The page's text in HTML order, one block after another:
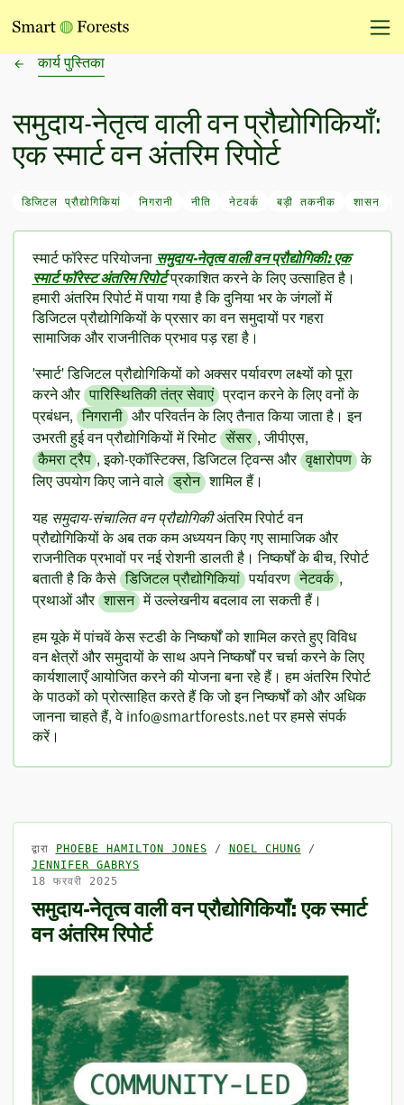
कार्य पुस्तिका
समुदाय-नेतृत्व वाली वन प्रौद्योगिकियाँ:
एक स्मार्ट वन अंतरिम रिपोर्ट
डिजिटल प्रौद्योगिकियां निगरानी नीति नेटवर्क बड़ी तकनीक शासन
स्मार्ट फॉरेस्ट परियोजना समुदाय-नेतृत्व वाली वन प्रौद्योगिकी: एक
स्मार्ट फॉरेस्ट अंतरिम रिपोर्टप्रकाशित करने के लिए उत्साहित है।
हमारी अंतरिम रिपोर्ट में पाया गया है कि दुनिया भर के जंगलों में
डिजिटल प्रौद्योगिकियों के प्रसार का वन समुदायों पर गहरा
सामाजिक और राजनीतिक प्रभाव पड़ रहा है।
'स्मार्ट' डिजिटल प्रौद्योगिकियों को अक्सर पर्यावरण लक्ष्यों को पूरा
करने और पारिस्थितिकी तंत्र सेवाएं प्रदान करने के लिए वनों के
प्रबंधन,
निगरानी और परिवर्तन के लिए तैनात किया जाता है। इन
उभरती हुई वन प्रौद्योगिकियों में रिमोट सेंसर , जीपीएस,
कैमरा ट्रैप , इको-एकॉस्टिक्स, डिजिटल ट्विन्स और वृक्षारोपण के
लिए उपयोग किए जाने वाले ड्रोन शामिल हैं।
यह समुदाय-संचालित वन प्रौद्योगिकीअंतरिम रिपोर्ट वन
प्रौद्योगिकियों के अब तक कम अध्ययन किए गए सामाजिक और
राजनीतिक प्रभावों पर नई रोशनी डालती है। निष्कर्षों के बीच, रिपोर्ट
बताती है कि कैसे डिजिटल प्रौद्योगिकियां पर्यावरण नेटवर्क ,
प्रथाओं और शासन में उल्लेखनीय बदलाव ला सकती हैं।
हम यूके में पांचवें केस स्टडी के निष्कर्षों को शामिल करते हुए विविध
वन क्षेत्रों और समुदायों के साथ अपने निष्कर्षों पर चर्चा करने के लिए
कार्यशालाएँ आयोजित करने की योजना बना रहे हैं। हम अंतरिम रिपोर्ट
के पाठकों को प्रोत्साहित करते हैं कि जो इन निष्कर्षों को और अधिक
जानना चाहते हैं, वे info@smartforests.net पर हमसे संपर्क
करें।
द्वारा PHOEBE HAMILTON JONES / NOEL CHUNG /
JENNIFER GABRYS
18 फरवरी 2025
समुदाय-नेतृत्व वाली वन प्रौद्योगिकियाँ: एक स्मार्ट
वन अंतरिम रिपोर्ट